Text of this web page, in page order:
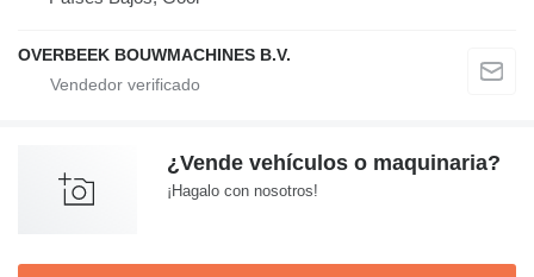
OVERBEEK BOUWMACHINES B.V.
¿Vende vehículos o maquinaria?
¡Hagalo con nosotros!